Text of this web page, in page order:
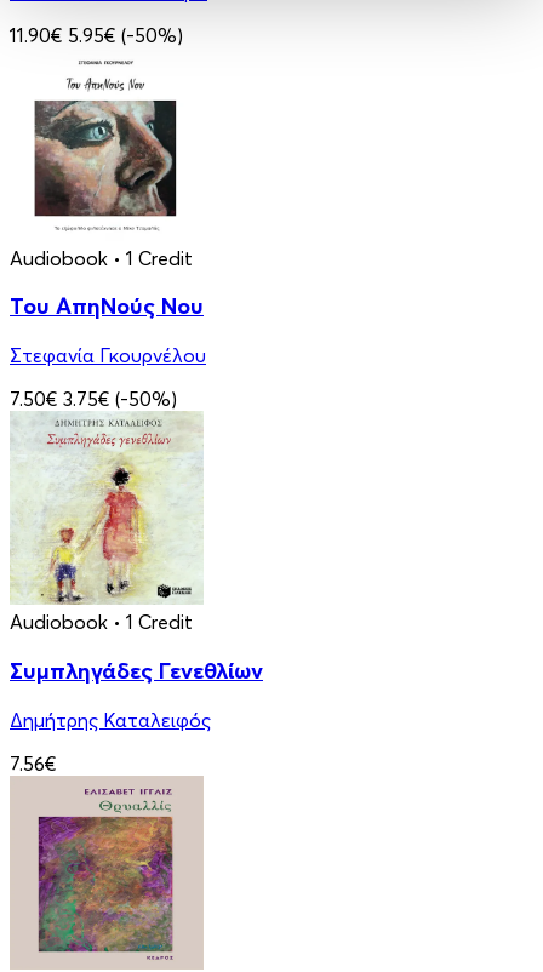
11.90€ 5.95€ (-50%)
Audiobook • 1 Credit
Του ΑπηΝούς Νου
Στεφανία Γκουρνέλου
7.50€ 3.75€ (-50%)
Audiobook • 1 Credit
Συμπληγάδες Γενεθλίων
Δημήτρης Καταλειφός
7.56€